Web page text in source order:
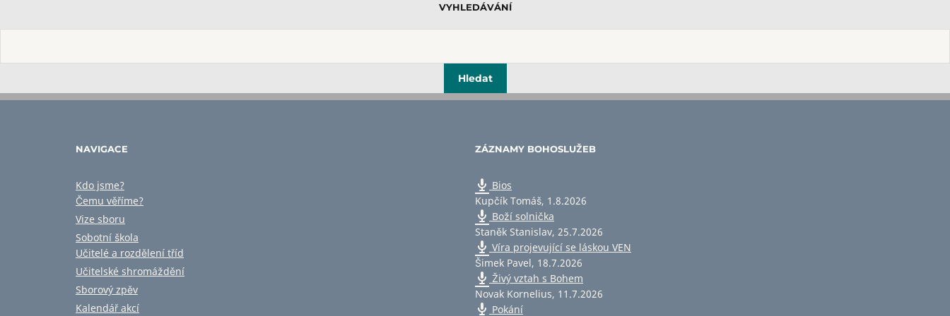
VYHLEDÁVÁNÍ
NAVIGACE
Kdo jsme?
Čemu věříme?
Vize sboru
Sobotní škola
Učitelé a rozdělení tříd
Učitelské shromáždění
Sborový zpěv
Kalendář akcí
ZÁZNAMY BOHOSLUŽEB
Bios
Kupčík Tomáš, 1.8.2026
Boží solnička
Staněk Stanislav, 25.7.2026
Víra projevující se láskou VEN
Šimek Pavel, 18.7.2026
Živý vztah s Bohem
Novak Kornelius, 11.7.2026
Pokání